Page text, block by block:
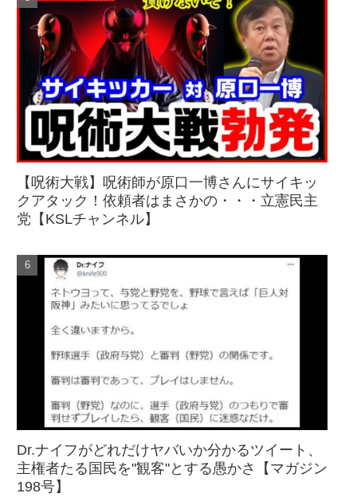
【呪術大戦】呪術師が原口一博さんにサイキッ
クアタック！依頼者はまさかの・・・立憲民主
党【KSLチャンネル】
Dr.ナイフがどれだけヤバいか分かるツイート、
主権者たる国民を"観客"とする愚かさ【マガジン
198号】